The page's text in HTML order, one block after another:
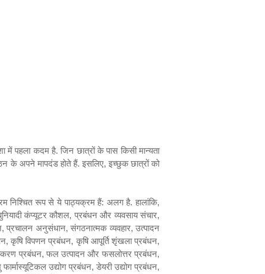
में पहला कदम है. जिन छात्रों के पास किसी मान्यता
के अपने मापदंड होते हैं. इसलिए, इच्छुक छात्रों को
निश्चित रूप से ये पाठ्यक्रम हैं: अलग है. हालांकि,
कंप्यूटर कौशल, प्रबंधन और व्यवसाय संचार,
,प्रचालन अनुसंधान,संगठनात्मक व्यवहार,उत्पादन
,कृषि विपणन प्रबंधन, कृषि आपूर्ति शृंखला प्रबंधन,
प्रबंधन, फल उत्पादन और फसलोत्तर प्रबंधन,
उद्योग प्रबंधन, डेयरी उद्योग प्रबंधन,